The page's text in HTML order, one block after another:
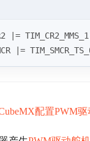
|=
|=
配置PWM